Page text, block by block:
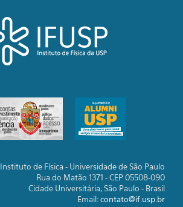
Instituto de Física - Universidade de São Paulo
Rua do Matão 1371 - CEP 05508-090
Cidade Universitária, São Paulo - Brasil
Email:contato@if.usp.br